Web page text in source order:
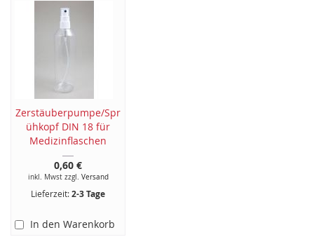
Zerstäuberpumpe/Spr
ühkopf DIN 18 für
Medizinflaschen
0,60 €
inkl. Mwst zzgl. Versand
Lieferzeit:2-3 Tage
In den Warenkorb